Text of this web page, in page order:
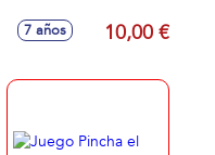
7 años 10,00 €